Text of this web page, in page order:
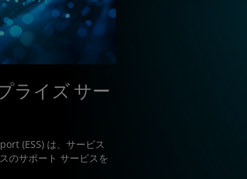
ライズ サー
(ESS) は、サービス
のサポート サービスを